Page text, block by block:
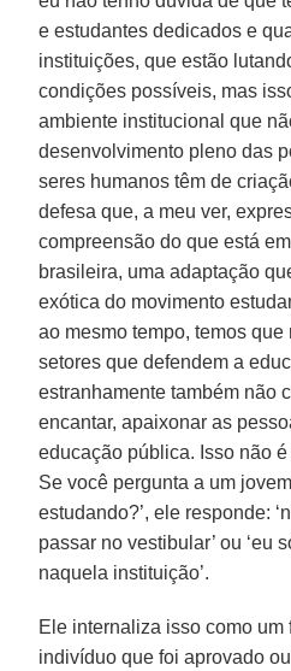
e estudantes dedicados e
instituições, que estão
condições possíveis, mas
ambiente institucional que
desenvolvimento pleno das
seres humanos têm de
defesa que, a meu ver,
compreensão do que está
brasileira, uma adaptação
exótica do movimento
ao mesmo tempo, temos
setores que defendem a
estranhamente também não
encantar, apaixonar as
educação pública. Isso não
Se você pergunta a um
estudando?’, ele responde:
passar no vestibular’ ou ‘eu
naquela instituição’.
Ele internaliza isso como
indivíduo que foi aprovado